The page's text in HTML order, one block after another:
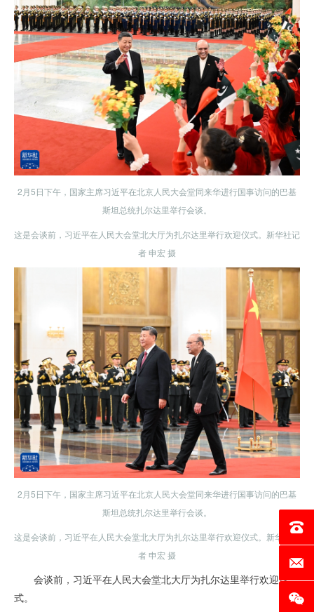
2月5日下午，国家主席习近平在北京人民大会堂同来华进行国事访问的巴基
斯坦总统扎尔达里举行会谈。
这是会谈前，习近平在人民大会堂北大厅为扎尔达里举行欢迎仪式。新华社记
者 申宏 摄
2月5日下午，国家主席习近平在北京人民大会堂同来华进行国事访问的巴基
斯坦总统扎尔达里举行会谈。
这是会谈前，习近平在人民大会堂北大厅为扎尔达里举行欢迎仪式。新华社记
者 申宏 摄
会谈前，习近平在人民大会堂北大厅为扎尔达里举行欢迎仪
式。
电话
邮箱